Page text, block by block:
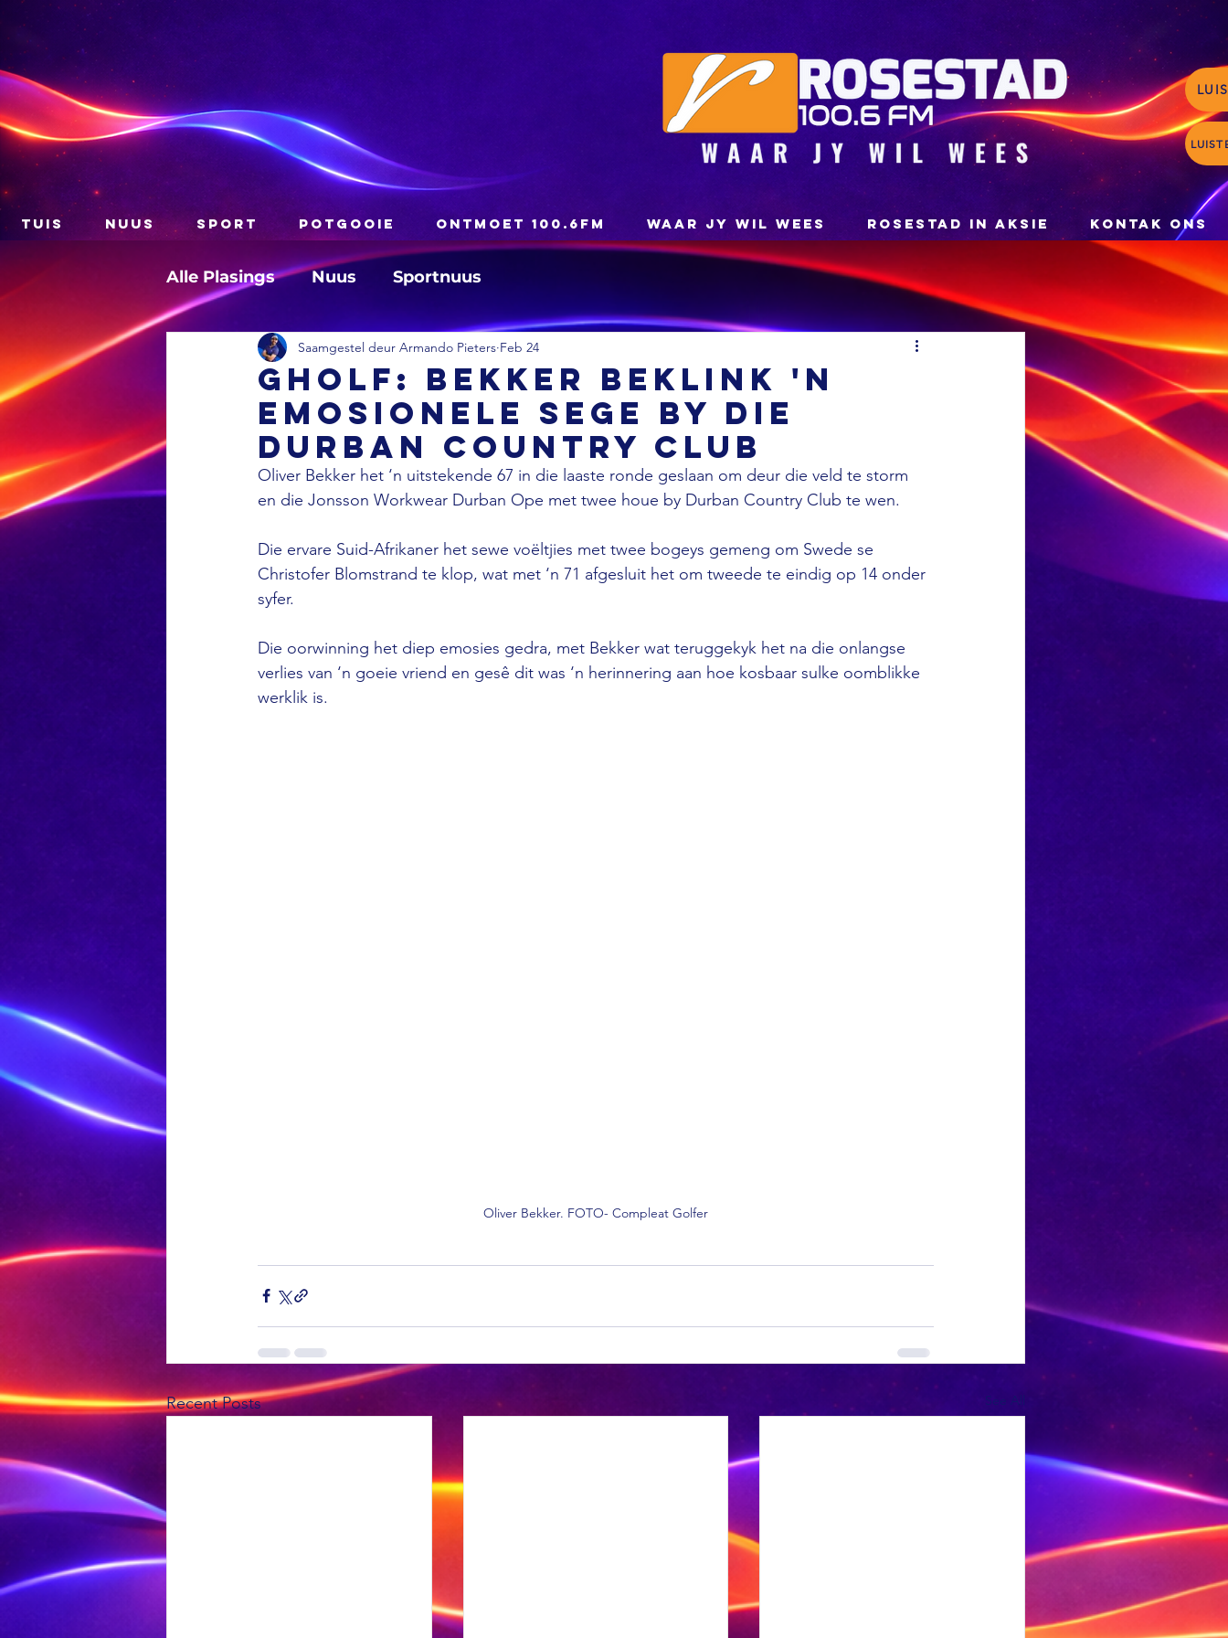
TUIS NUUS SPORT POTGOOIE ONTMOET 100.6FM WAAR JY WIL WEES ROSESTAD IN AKSIE KONTAK ONS
Alle Plasings Nuus Sportnuus
GHOLF: Bekker beklink 'n
emosionele sege by die
Durban Country Club
Saamgestel deur Armando Pieters Feb 24
Oliver Bekker het ‘n uitstekende 67 in die laaste ronde geslaan om deur die veld te storm
en die Jonsson Workwear Durban Ope met twee houe by Durban Country Club te wen.
Die ervare Suid-Afrikaner het sewe voëltjies met twee bogeys gemeng om Swede se
Christofer Blomstrand te klop, wat met ‘n 71 afgesluit het om tweede te eindig op 14 onder
syfer.
Die oorwinning het diep emosies gedra, met Bekker wat teruggekyk het na die onlangse
verlies van ‘n goeie vriend en gesê dit was ‘n herinnering aan hoe kosbaar sulke oomblikke
werklik is.
Oliver Bekker. FOTO- Compleat Golfer
Recent Posts See All